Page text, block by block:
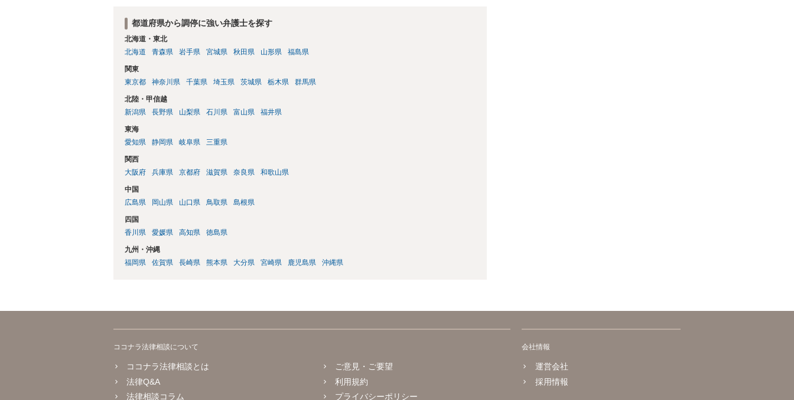
都道府県から調停に強い弁護士を探す
北海道・東北
北海道
青森県 岩手県 宮城県 秋田県 山形県 福島県
関東
東京都
神奈川県 千葉県 埼玉県 茨城県 栃木県 群馬県
北陸・甲信越
新潟県
長野県 山梨県 石川県 富山県 福井県
東海
愛知県
静岡県 岐阜県 三重県
関西
大阪府
兵庫県 京都府 滋賀県 奈良県 和歌山県
中国
広島県
岡山県 山口県 鳥取県 島根県
四国
香川県
愛媛県 高知県 徳島県
九州・沖縄
福岡県
佐賀県 長崎県 熊本県 大分県 宮崎県 鹿児島県 沖縄県
ココナラ法律相談について
ココナラ法律相談とは
法律Q&A
法律相談コラム
ご意見・ご要望
利用規約
プライバシーポリシー
会社情報
運営会社
採用情報